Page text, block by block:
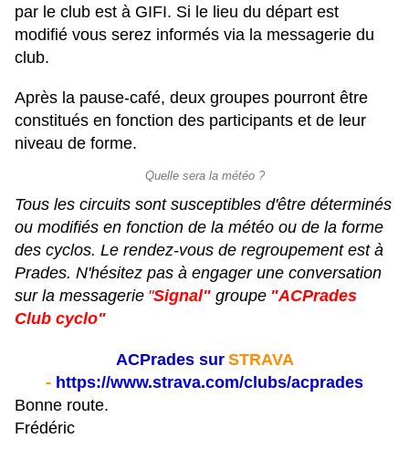
par le club est à GIFI. Si le lieu du départ est
modifié vous serez informés via la messagerie du
club.
Après la pause-café, deux groupes pourront être
constitués en fonction des participants et de leur
niveau de forme.
Quelle sera la météo ?
Tous les circuits sont susceptibles d'être déterminés
ou modifiés en fonction de la météo ou de la forme
des cyclos. Le rendez-vous de regroupement est à
Prades. N'hésitez pas à engager une conversation
sur la messagerie "Signal" groupe "ACPrades
Club cyclo"
ACPrades sur STRAVA
- https://www.strava.com/clubs/acprades
Bonne route.
Frédéric